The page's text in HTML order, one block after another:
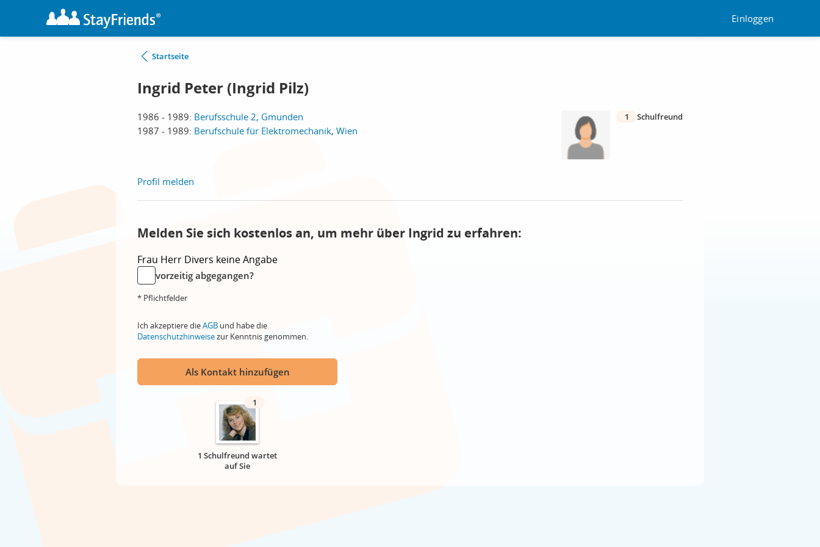
Einloggen
Startseite
Ingrid Peter (Ingrid Pilz)
1986 - 1989: Berufsschule 2, Gmunden
1987 - 1989: Berufschule für Elektromechanik, Wien
1 Schulfreund
Profil melden
Melden Sie sich kostenlos an, um mehr über Ingrid zu erfahren:
Frau Herr Divers keine Angabe
vorzeitig abgegangen?
* Pflichtfelder
Ich akzeptiere dieAGB und habe die
Datenschutzhinweisezur Kenntnis genommen.
Als Kontakt hinzufügen
1
1 Schulfreund wartet
auf Sie